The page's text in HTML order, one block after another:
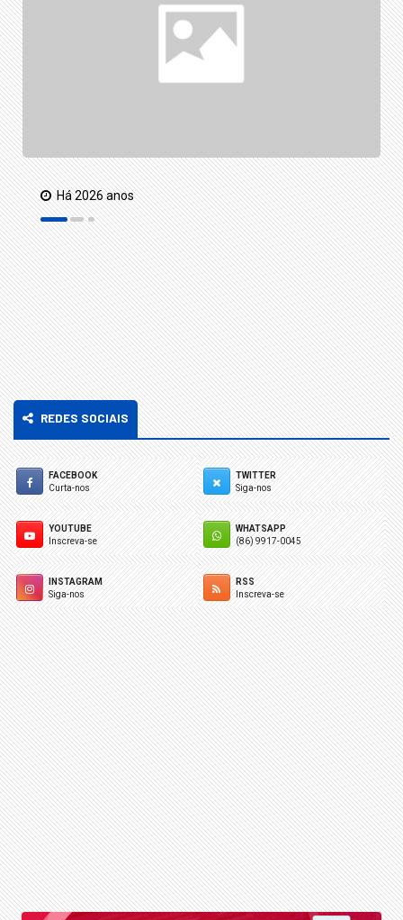
Há 2026 anos
REDES SOCIAIS
FACEBOOK
Curta-nos
TWITTER
Siga-nos
YOUTUBE
Inscreva-se
WHATSAPP
(86) 9917-0045
INSTAGRAM
Siga-nos
RSS
Inscreva-se